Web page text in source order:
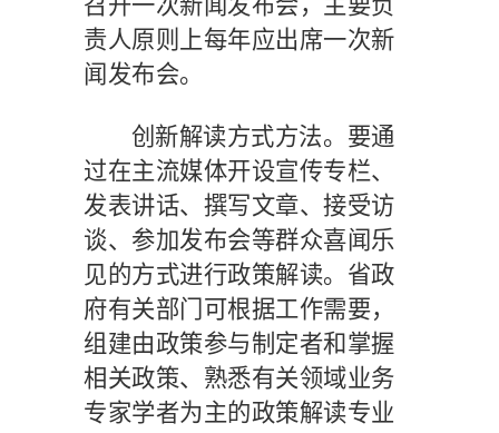
召开一次新闻发布会，主要负
责人原则上每年应出席一次新
闻发布会。
创新解读方式方法。要通
过在主流媒体开设宣传专栏、
发表讲话、撰写文章、接受访
谈、参加发布会等群众喜闻乐
见的方式进行政策解读。省政
府有关部门可根据工作需要，
组建由政策参与制定者和掌握
相关政策、熟悉有关领域业务
专家学者为主的政策解读专业